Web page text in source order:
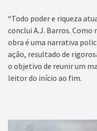
“Todo poder e riqueza
conclui A.J. Barros.
obra é uma narrativa
ação, resultado de
o objetivo de reunir um
leitor do início ao fim.